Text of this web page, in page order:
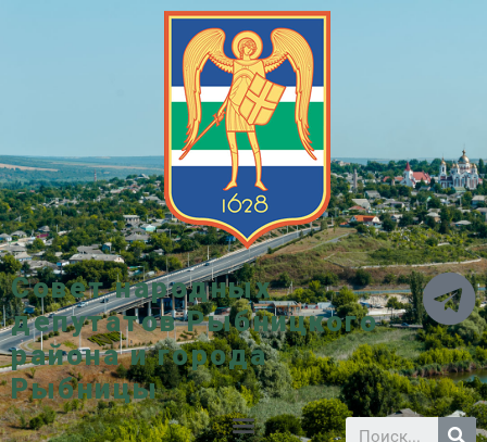
Совет народных
депутатов Рыбницкого
района и города
Рыбницы